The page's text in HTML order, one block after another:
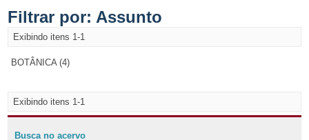
Filtrar por: Assunto
Exibindo itens 1-1
BOTÂNICA (4)
Exibindo itens 1-1
Busca no acervo